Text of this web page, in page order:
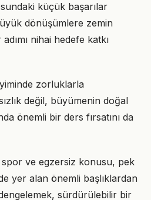
küçük başarılar
dönüşümlere zemin
nihai hedefe katkı
zorluklarla
değil, büyümenin doğal
önemli bir ders fırsatını da
spor ve egzersiz konusu, pek
yer alan önemli başlıklardan
dengelemek, sürdürülebilir bir